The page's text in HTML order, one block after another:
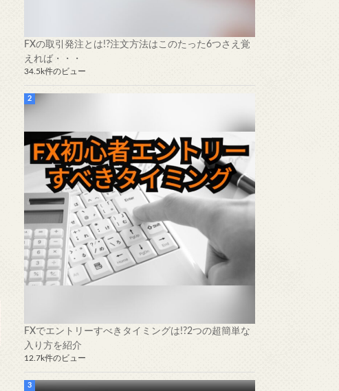
FXの取引発注とは!?注文方法はこのたった6つさえ覚
えれば・・・
34.5k件のビュー
FXでエントリーすべきタイミングは!?2つの超簡単な
入り方を紹介
12.7k件のビュー